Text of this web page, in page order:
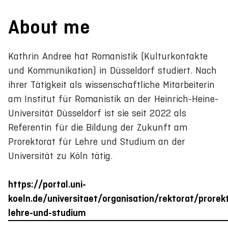
About me
Kathrin Andree hat Romanistik (Kulturkontakte
und Kommunikation) in Düsseldorf studiert. Nach
ihrer Tätigkeit als wissenschaftliche Mitarbeiterin
am Institut für Romanistik an der Heinrich-Heine-
Universität Düsseldorf ist sie seit 2022 als
Referentin für die Bildung der Zukunft am
Prorektorat für Lehre und Studium an der
Universität zu Köln tätig.
https://portal.uni-
koeln.de/universitaet/organisation/rektorat/
lehre-und-studium